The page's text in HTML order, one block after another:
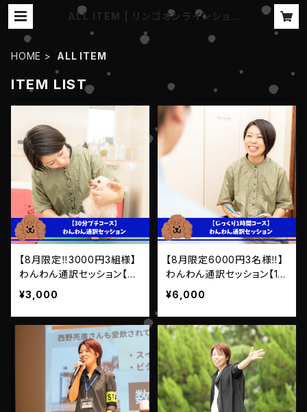
ALL ITEM | リンゴオンラインショッ
HOME ALL ITEM
ITEM LIST
【8月限定‼️3000円3組様】
わんわん通訳セッション【30
分プチコース✨】
¥3,000
【8月限定6000円3名様‼️】
わんわん通訳セッション【1
時間じっくりコース✨】
¥6,000